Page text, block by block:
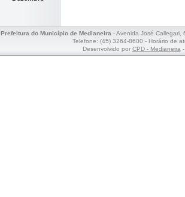
Prefeitura do Município de Medianeira- Avenida José Callegari,
Telefone: (45) 3264-8600 - Horário de
Desenvolvido por CPD - Medianeira-